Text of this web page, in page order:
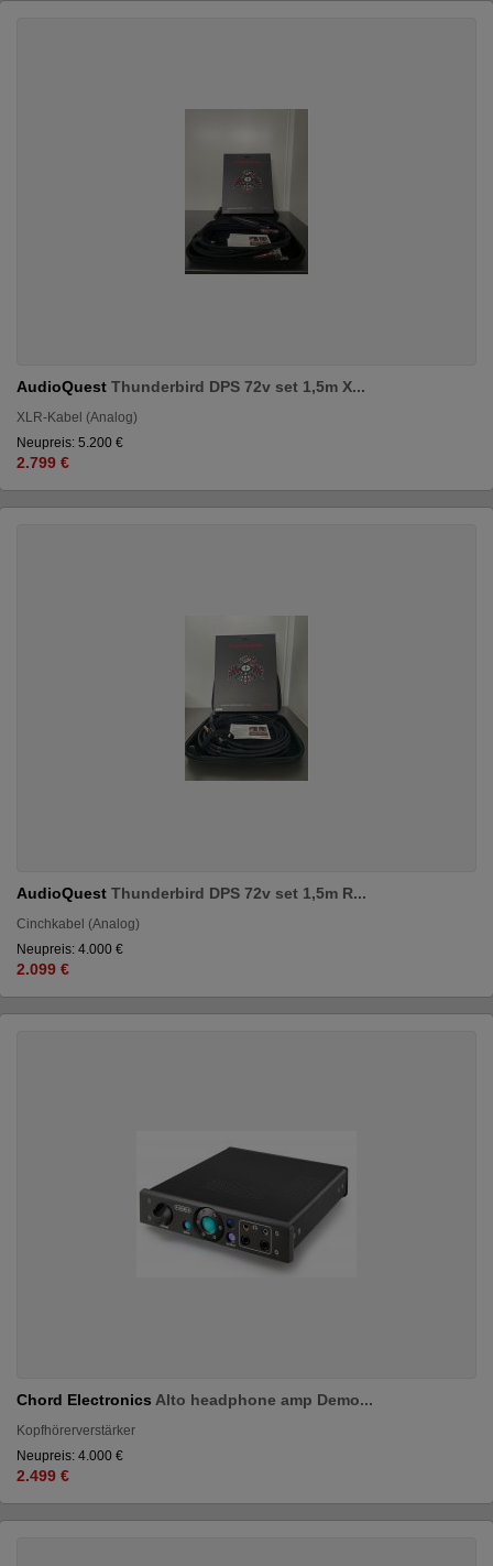
AudioQuest Thunderbird DPS 72v set 1,5m X...
XLR-Kabel (Analog)
Neupreis: 5.200 €
2.799 €
AudioQuest Thunderbird DPS 72v set 1,5m R...
Cinchkabel (Analog)
Neupreis: 4.000 €
2.099 €
Chord Electronics Alto headphone amp Demo...
Kopfhörerverstärker
Neupreis: 4.000 €
2.499 €